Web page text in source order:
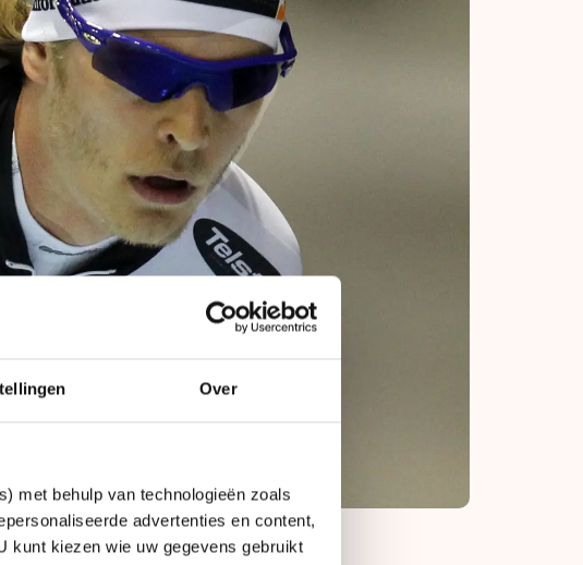
Over
met behulp van technologieën zoals
advertenties en content,
kunt kiezen wie uw gegevens gebruikt